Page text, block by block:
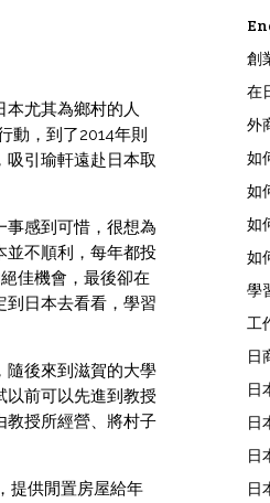
本尤其為鄉村的人
動，到了2014年則
引瑜軒遠赴日本取
事感到可惜，很想為
並不順利，每年都投
佳機會，最後卻在
到日本去看看，學習
隨後來到滋賀的大學
以前可以先進到教授
教授所經營、將村子
提供閒置房屋給年
創
在
外
如
如
如
如
學
工
日
日
日
日
日